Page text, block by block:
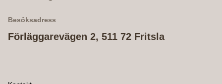
Besöksadress
Förläggarevägen 2, 511 72 Fritsla